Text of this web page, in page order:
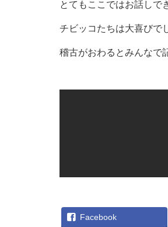
とてもここではお話しで
チビッコたちは大喜びで
稽古がおわるとみんなで
～つ
Facebook